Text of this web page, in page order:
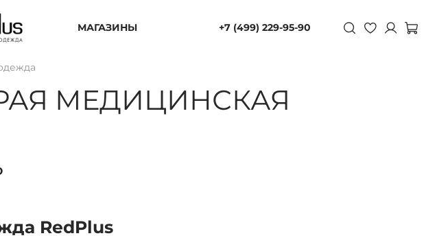
МАГАЗИНЫ +7 (499) 229-95-90
МЕДИЦИНСКАЯ
RedPlus